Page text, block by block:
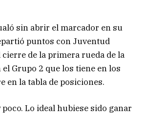
sin abrir el marcador en su
puntos con Juventud
de la primera rueda de la
Grupo 2 que los tiene en los
en la tabla de posiciones.
Lo ideal hubiese sido ganar